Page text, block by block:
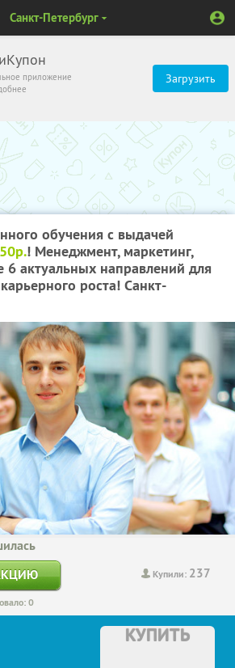
приложение
Загрузить
Санкт-Петербург
обучения с выдачей
! Менеджмент, маркетинг,
6 актуальных направлений для
роста! Санкт-
Купили: 237
0
КУПИТЬ